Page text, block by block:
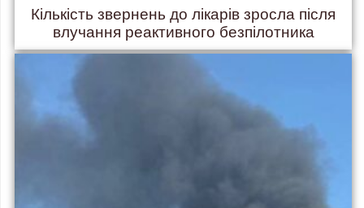
Кількість звернень до лікарів зросла після
влучання реактивного безпілотника